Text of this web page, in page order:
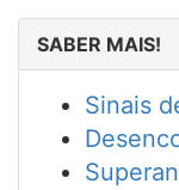
SABER MAIS!
Sinais